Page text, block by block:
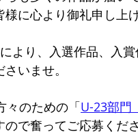
に心より御礼申し上げ
より、入選作品、入
いませ。
々のための「U-23部門
で奮ってご応募くださ